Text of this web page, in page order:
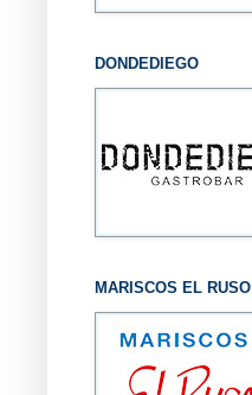
DONDEDIEGO
MARISCOS EL RUSO